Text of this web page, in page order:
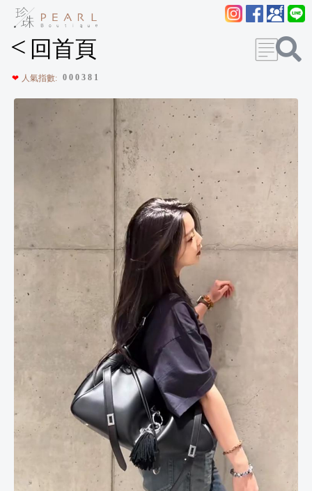
< 回首頁
❤ 人氣指數: 0 0 0 3 8 1